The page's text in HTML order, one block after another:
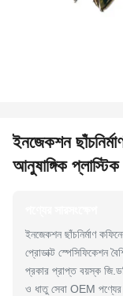
ইনজেকশন
আনুষাঙ্গিক প্লাস্টিক
ইনজেকশন ছাঁচনির্মাণ
প্রোডাক্ট স্পেসিফিকেশন
প্রকার প্রাপ্ত বয়স্ক
ও ধাতু সেবা OEM